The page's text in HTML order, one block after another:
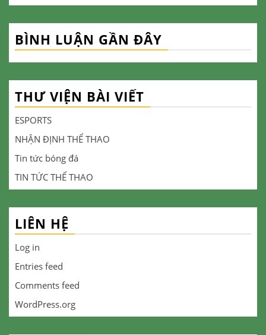
BÌNH LUẬN GẦN ĐÂY
THƯ VIỆN BÀI VIẾT
ESPORTS
NHẬN ĐỊNH THỂ THAO
Tin tức bóng đá
TIN TỨC THỂ THAO
LIÊN HỆ
Log in
Entries feed
Comments feed
WordPress.org